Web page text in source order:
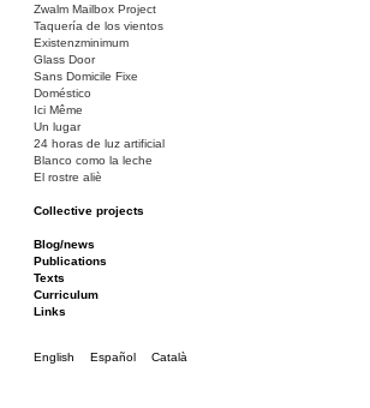
Zwalm Mailbox Project
Taquería de los vientos
Existenzminimum
Glass Door
Sans Domicile Fixe
Doméstico
Ici Même
Un lugar
24 horas de luz artificial
Blanco como la leche
El rostre aliè
Collective projects
Ciza Muzej
Roulotte
Canòdrom/Canòdrom
ON Prat
Rieres/Rambles
Blog/news
Publications
Texts
Curriculum
Links
English Español Català